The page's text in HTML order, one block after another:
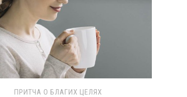
ПРИТЧА О БЛАГИХ ЦЕЛЯХ